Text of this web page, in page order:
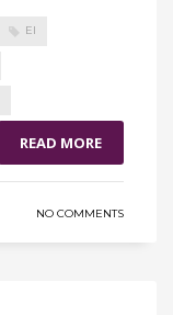
EI
READ MORE
NO COMMENTS